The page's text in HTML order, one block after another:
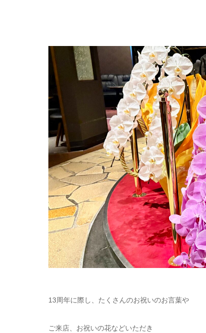
13周年に際し、たくさんのお祝いのお言葉や
ご来店、お祝いの花などいただき